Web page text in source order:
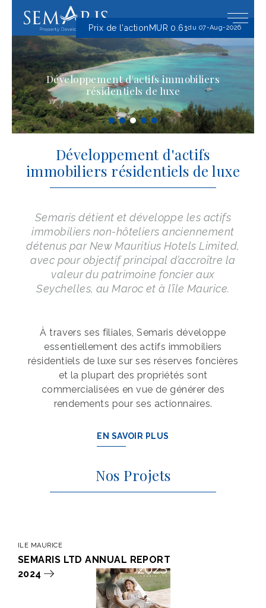
Prix ​​de l'action MUR 0.61du 07-Aug-2026
Développement d'actifs immobiliers
résidentiels de luxe
Développement d'actifs
immobiliers résidentiels de luxe
Semaris détient et développe les actifs
immobiliers non-hôteliers anciennement
détenus par New Mauritius Hotels Limited,
avec pour objectif principal d’accroître la
valeur du patrimoine foncier aux
Seychelles, au Maroc et à l’île Maurice.
À travers ses filiales, Semaris développe
essentiellement des actifs immobiliers
résidentiels de luxe sur ses réserves foncières
et la plupart des propriétés sont
commercialisées en vue de générer des
rendements pour ses actionnaires.
EN SAVOIR PLUS
Nos Projets
ILE MAURICE
SEMARIS LTD ANNUAL REPORT
2024